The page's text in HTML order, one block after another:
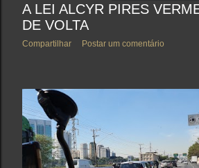
A LEI ALCYR PIRES
DE VOLTA
Compartilhar Postar um comentário